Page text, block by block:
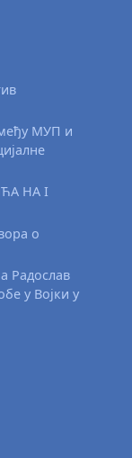
МУП и
НА I
о
Радослав
у Војки у